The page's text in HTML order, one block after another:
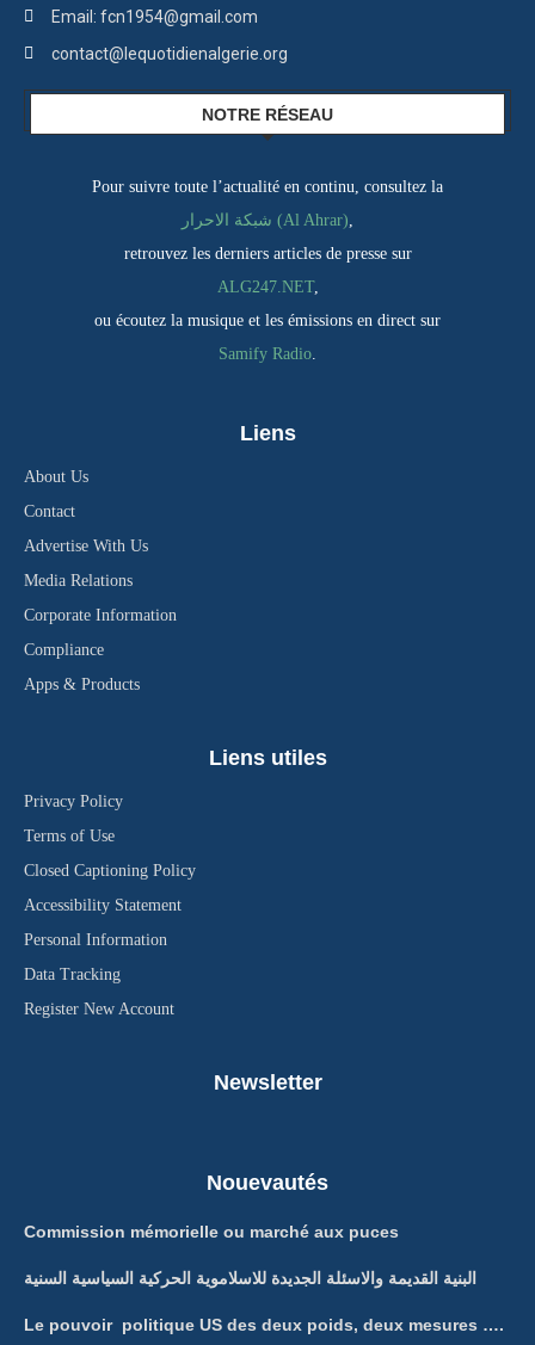
Email: fcn1954@gmail.com
contact@lequotidienalgerie.org
NOTRE RÉSEAU
Pour suivre toute l’actualité en continu, consultez la
شبكة الاحرار (Al Ahrar),
retrouvez les derniers articles de presse sur
ALG247.NET,
ou écoutez la musique et les émissions en direct sur
Samify Radio.
Liens
About Us
Contact
Advertise With Us
Media Relations
Corporate Information
Compliance
Apps & Products
Liens utiles
Privacy Policy
Terms of Use
Closed Captioning Policy
Accessibility Statement
Personal Information
Data Tracking
Register New Account
Newsletter
Nouevautés
Commission mémorielle ou marché aux puces
البنية القديمة والاسئلة الجديدة للاسلاموية الحركية السياسية السنية
Le pouvoir politique US des deux poids, deux mesures ….